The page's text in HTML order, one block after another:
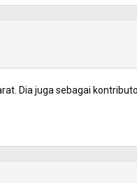
Dia juga sebagai